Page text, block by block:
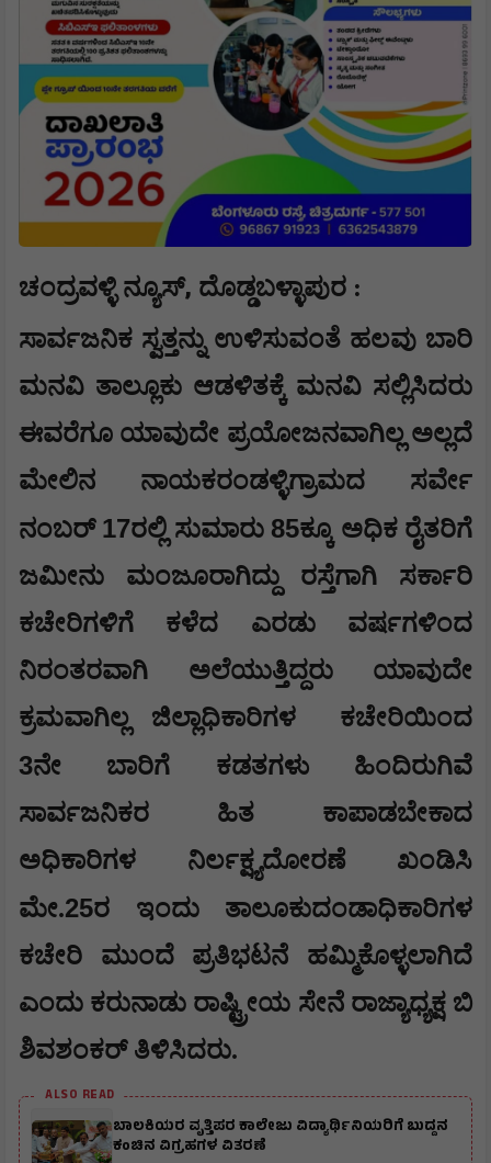
ಚಂದ್ರವಳ್ಳಿ ನ್ಯೂಸ್, ದೊಡ್ಡಬಳ್ಳಾಪುರ :
ಸಾರ್ವಜನಿಕ ಸ್ವತ್ತನ್ನು ಉಳಿಸುವಂತೆ ಹಲವು ಬಾರಿ
ಮನವಿ ತಾಲ್ಲೂಕು ಆಡಳಿತಕ್ಕೆ ಮನವಿ ಸಲ್ಲಿಸಿದರು
ಈವರೆಗೂ ಯಾವುದೇ ಪ್ರಯೋಜನವಾಗಿಲ್ಲ ಅಲ್ಲದೆ
ಮೇಲಿನ ನಾಯಕರಂಡಳ್ಳಿಗ್ರಾಮದ ಸರ್ವೇ
ನಂಬರ್ 17ರಲ್ಲಿ ಸುಮಾರು 85ಕ್ಕೂ ಅಧಿಕ ರೈತರಿಗೆ
ಜಮೀನು ಮಂಜೂರಾಗಿದ್ದು ರಸ್ತೆಗಾಗಿ ಸರ್ಕಾರಿ
ಕಚೇರಿಗಳಿಗೆ ಕಳೆದ ಎರಡು ವರ್ಷಗಳಿಂದ
ನಿರಂತರವಾಗಿ ಅಲೆಯುತ್ತಿದ್ದರು ಯಾವುದೇ
ಕ್ರಮವಾಗಿಲ್ಲ ಜಿಲ್ಲಾಧಿಕಾರಿಗಳ
ಕಚೇರಿಯಿಂದ
3ನೇ ಬಾರಿಗೆ ಕಡತಗಳು ಹಿಂದಿರುಗಿವೆ
ಸಾರ್ವಜನಿಕರ ಹಿತ ಕಾಪಾಡಬೇಕಾದ
ಅಧಿಕಾರಿಗಳ ನಿರ್ಲಕ್ಷ್ಯದೋರಣೆ ಖಂಡಿಸಿ
ಮೇ.25ರ ಇಂದು ತಾಲೂಕುದಂಡಾಧಿಕಾರಿಗಳ
ಕಚೇರಿ ಮುಂದೆ ಪ್ರತಿಭಟನೆ ಹಮ್ಮಿಕೊಳ್ಳಲಾಗಿದೆ
ಎಂದು ಕರುನಾಡು ರಾಷ್ಟ್ರೀಯ ಸೇನೆ ರಾಜ್ಯಾಧ್ಯಕ್ಷ ಬಿ
ಶಿವಶಂಕರ್ ತಿಳಿಸಿದರು.
ALSO READ
ಬಾಲಕಿಯರ ವೃತ್ತಿಪರ ಕಾಲೇಜು ವಿದ್ಯಾರ್ಥಿನಿಯರಿಗೆ ಬುದ್ದನ
ಕಂಚಿನ ವಿಗ್ರಹಗಳ ವಿತರಣೆ